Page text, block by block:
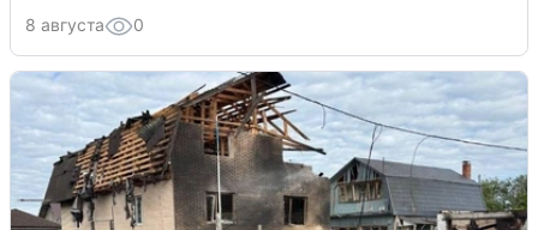
8 августа 0